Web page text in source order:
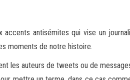
accents antisémites qui vise un
moments de notre histoire.
les auteurs de tweets ou de